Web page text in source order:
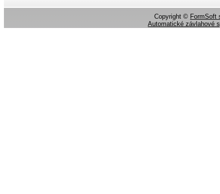
Copyright © FormSoft
Automatické závlahové